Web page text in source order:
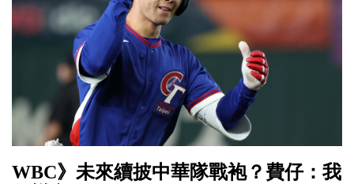
WBC》未來續披中華隊戰袍？費仔：我